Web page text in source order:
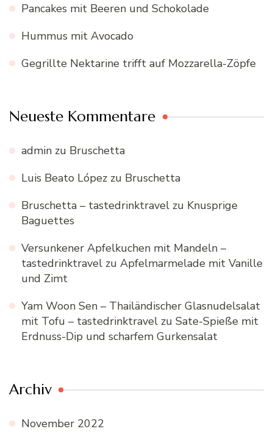
Pancakes mit Beeren und Schokolade
Hummus mit Avocado
Gegrillte Nektarine trifft auf Mozzarella-Zöpfe
Neueste Kommentare
admin zu Bruschetta
Luis Beato López zu Bruschetta
Bruschetta – tastedrinktravel zu Knusprige
Baguettes
Versunkener Apfelkuchen mit Mandeln –
tastedrinktravel zu Apfelmarmelade mit Vanille
und Zimt
Yam Woon Sen – Thailändischer Glasnudelsalat
mit Tofu – tastedrinktravel zu Sate-Spieße mit
Erdnuss-Dip und scharfem Gurkensalat
Archiv
November 2022